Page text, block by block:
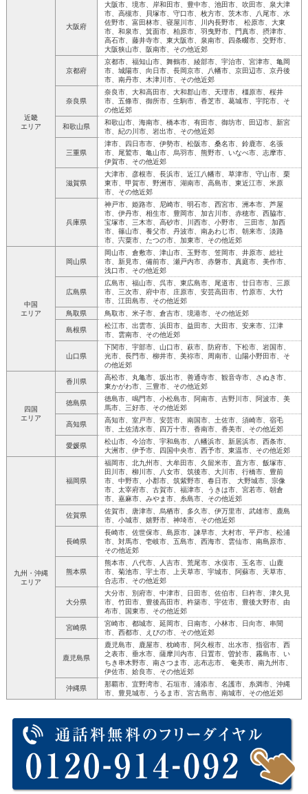
近畿
エリア
大阪府
大阪市、境市、岸和田市、豊中市、池田市、吹田市、泉大津
市、高槻市、貝塚市、守口市、枚方市、茨木市、八尾市、水
佐野市、富田林市、寝屋川市、川内長野市、 松原市、大東
市、和泉市、箕面市、柏原市、羽曳野市、門真市、摂津市、
高石市、藤井寺市、東大阪市、泉南市、四条畷市、交野市、
大阪狭山市、阪南市、その他近郊
京都府
京都市、福知山市、舞鶴市、綾部市、宇治市、宮津市、亀岡
市、城陽市、向日市、長岡京市、八幡市、京田辺市、京丹後
市、南丹市、木津川市、その他近郊
奈良県
奈良市、大和高田市、大和郡山市、天理市、橿原市、桜井
市、五條市、御所市、生駒市、香芝市、葛城市、宇陀市、そ
の他近郊
和歌山県
和歌山市、海南市、橋本市、有田市、御坊市、田辺市、新宮
市、紀の川市、岩出市、その他近郊
三重県
津市、四日市市、伊勢市、松阪市、桑名市、鈴鹿市、名張
市、尾鷲市、亀山市、烏羽市、熊野市、いなべ市、志摩市、
伊賀市、その他近郊
滋賀県
大津市、彦根市、長浜市、近江八幡市、草津市、守山市、栗
東市、甲賀市、野洲市、湖南市、高島市、東近江市、米原
市、その他近郊
兵庫県
神戸市、姫路市、尼崎市、明石市、西宮市、洲本市、芦屋
市、伊丹市、相生市、豊岡市、加古川市、赤穂市、西脇市、
宝塚市、三木市、高砂市、川西市、小野市、 三田市、加西
市、篠山市、養父市、丹波市、南あわじ市、朝来市、淡路
市、宍粟市、たつの市、加東市、その他近郊
中国
エリア
岡山県
岡山市、倉敷市、津山市、玉野市、笠岡市、井原市、総社
市、新見市、備前市、瀬戸内市、赤磐市、真庭市、美作市、
浅口市、その他近郊
広島県
広島市、福山市、呉市、東広島市、尾道市、廿日市市、三原
市、三次市、府中市、庄原市、安芸高田市、竹原市、大竹
市、江田島市、その他近郊
鳥取県
鳥取市、米子市、倉吉市、境港市、その他近郊
島根県
松江市、出雲市、浜田市、益田市、大田市、安来市、江津
市、雲南市、その他近郊
山口県
下関市、宇部市、山口市、萩市、防府市、下松市、岩国市、
光市、長門市、柳井市、美祢市、周南市、山陽小野田市、そ
の他近郊
四国
エリア
香川県
高松市、丸亀市、坂出市、善通寺市、観音寺市、さぬき市、
東かがわ市、三豊市、その他近郊
徳島県
徳島市、鳴門市、小松島市、阿南市、吉野川市、阿波市、美
馬市、三好市、その他近郊
高知県
高知市、室戸市、安芸市、南国市、土佐市、須崎市、宿毛
市、土佐清水市、四万十市、香南市、香美市、その他近郊
愛媛県
松山市、今治市、宇和島市、八幡浜市、新居浜市、西条市、
大洲市、伊予市、四国中央市、西予市、東温市、その他近郊
九州・沖縄
エリア
福岡県
福岡市、北九州市、大牟田市、久留米市、直方市、飯塚市、
田川市、柳川市、八女市、筑後市、大川市、行橋市、豊前
市、中野市、小郡市、筑紫野市、春日市、 大野城市、宗像
市、太宰府市、古賀市、福津市、うきは市、宮若市、朝倉
市、嘉麻市、みやま市、糸島市、その他近郊
佐賀県
佐賀市、唐津市、烏栖市、多久市、伊万里市、武雄市、鹿島
市、小城市、嬉野市、神埼市、その他近郊
長崎県
長崎市、佐世保市、島原市、諫早市、大村市、平戸市、松浦
市、対馬市、壱岐市、五島市、西海市、雲仙市、南島原市、
その他近郊
熊本県
熊本市、八代市、人吉市、荒尾市、水俣市、玉名市、山鹿
市、菊池市、宇土市、上天草市、宇城市、阿蘇市、天草市、
合志市、その他近郊
大分県
大分市、別府市、中津市、日田市、佐伯市、臼杵市、津久見
市、竹田市、豊後高田市、杵築市、宇佐市、豊後大野市、由
布市、国東市、その他近郊
宮崎県
宮崎市、都城市、延岡市、日南市、小林市、日向市、串間
市、西都市、えびの市、その他近郊
鹿児島県
鹿児島市、鹿屋市、枕崎市、阿久根市、出水市、指宿市、西
之表市、垂水市、薩摩川内市、日置市、曽於市、霧島市、い
ちき串木野市、南さつま市、志布志市、 奄美市、南九州市、
伊佐市、姶良市、その他近郊
沖縄県
那覇市、宜野湾市、石垣市、浦添市、名護市、糸満市、沖縄
市、豊見城市、うるま市、宮古島市、南城市、その他近郊